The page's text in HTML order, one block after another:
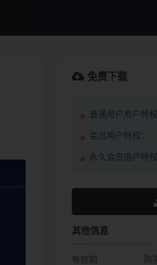
免费下载
普通用户用户特权
会员用户特权：
永久会员用户特权
其他信息
有效期 购